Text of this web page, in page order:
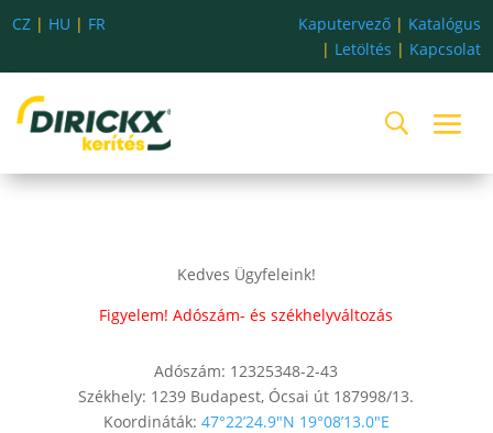
CZ | HU | FR Kaputervező | Katalógus
| Letöltés | Kapcsolat
Kedves Ügyfeleink!
Figyelem! Adószám- és székhelyváltozás
Adószám: 12325348-2-43
Székhely: 1239 Budapest, Ócsai út 187998/13.
Koordináták: 47°22’24.9″N 19°08’13.0″E